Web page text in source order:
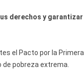
derechos y garantizar
el Pacto por la Primera
pobreza extrema.